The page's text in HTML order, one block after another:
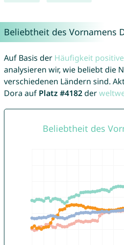
Beliebtheit des Vornamens
Auf Basis der Häufigkeit
analysieren wir, wie beliebt die
verschiedenen Ländern sind.
Dora auf Platz #4182der